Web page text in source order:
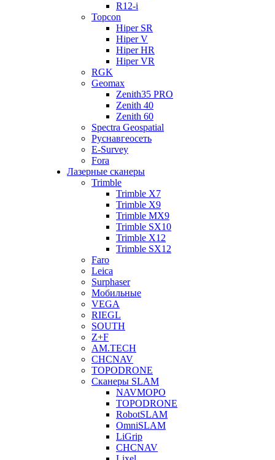
R12-i
Topcon
Hiper SR
Hiper V
Hiper HR
Hiper VR
RGK
Geomax
Zenith35 PRO
Zenith 40
Zenith 60
Spectra Geospatial
Руснавгеосеть
E-Survey
Fora
Лазерные сканеры
Trimble
Trimble X7
Trimble X9
Trimble MX9
Trimble SX10
Trimble X12
Trimble SX12
Faro
Leica
Surphaser
Мобильные
VEGA
RIEGL
SOUTH
Z+F
AM.TECH
CHCNAV
TOPODRONE
Сканеры SLAM
NAVMOPO
TOPODRONE
RobotSLAM
OmniSLAM
LiGrip
CHCNAV